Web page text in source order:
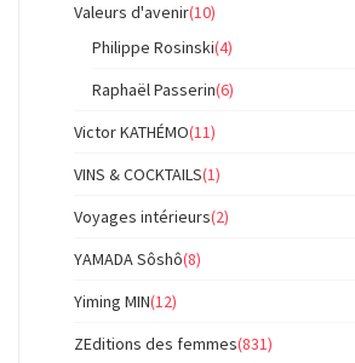
Valeurs d'avenir(10)
Philippe Rosinski(4)
Raphaël Passerin(6)
Victor KATHÉMO(11)
VINS & COCKTAILS(1)
Voyages intérieurs(2)
YAMADA Sôshô(8)
Yiming MIN(12)
ZEditions des femmes(831)